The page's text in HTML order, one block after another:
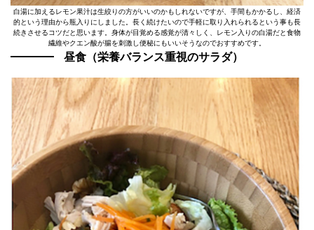
白湯に加えるレモン果汁は生絞りの方がいいのかもしれないですが、手間もかかるし、経済
的という理由から瓶入りにしました。長く続けたいので手軽に取り入れられるという事も長
続きさせるコツだと思います。身体が目覚める感覚が清々しく、レモン入りの白湯だと食物
繊維やクエン酸が腸を刺激し便秘にもいいそうなのでおすすめです。
昼食（栄養バランス重視のサラダ）